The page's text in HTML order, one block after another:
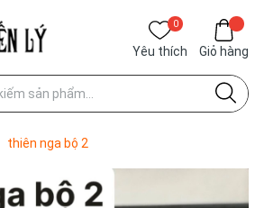
0
Yêu thích Giỏ hàng
thiên nga bộ 2